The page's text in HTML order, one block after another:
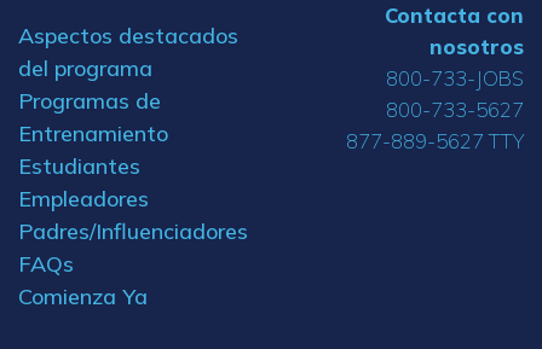
Aspectos destacados
del programa
Programas de
Entrenamiento
Estudiantes
Empleadores
Padres/Influenciadores
FAQs
Comienza Ya
Contacta con
nosotros
800-733-JOBS
800-733-5627
877-889-5627 TTY